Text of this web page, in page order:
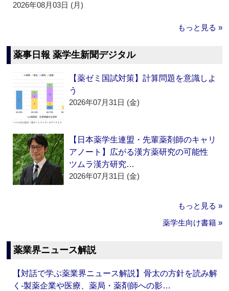
2026年08月03日 (月)
もっと見る »
薬事日報 薬学生新聞デジタル
【薬ゼミ国試対策】計算問題を意識しよ
う
2026年07月31日 (金)
【日本薬学生連盟・先輩薬剤師のキャリ
アノート】広がる漢方薬研究の可能性
ツムラ漢方研究…
2026年07月31日 (金)
もっと見る »
薬学生向け書籍 »
薬業界ニュース解説
【対話で学ぶ薬業界ニュース解説】骨太の方針を読み解
く‐製薬企業や医療、薬局・薬剤師への影…